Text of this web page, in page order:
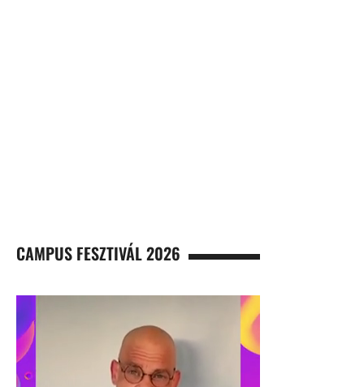
CAMPUS FESZTIVÁL 2026